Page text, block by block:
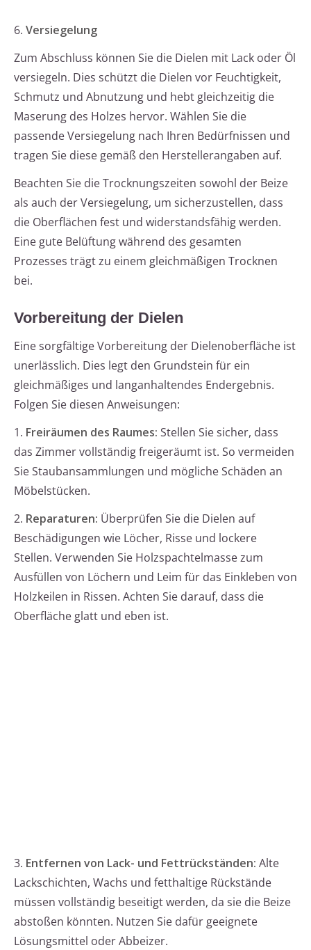
6. Versiegelung
Zum Abschluss können Sie die Dielen mit Lack oder Öl
versiegeln. Dies schützt die Dielen vor Feuchtigkeit,
Schmutz und Abnutzung und hebt gleichzeitig die
Maserung des Holzes hervor. Wählen Sie die
passende Versiegelung nach Ihren Bedürfnissen und
tragen Sie diese gemäß den Herstellerangaben auf.
Beachten Sie die Trocknungszeiten sowohl der Beize
als auch der Versiegelung, um sicherzustellen, dass
die Oberflächen fest und widerstandsfähig werden.
Eine gute Belüftung während des gesamten
Prozesses trägt zu einem gleichmäßigen Trocknen
bei.
Vorbereitung der Dielen
Eine sorgfältige Vorbereitung der Dielenoberfläche ist
unerlässlich. Dies legt den Grundstein für ein
gleichmäßiges und langanhaltendes Endergebnis.
Folgen Sie diesen Anweisungen:
1. Freiräumen des Raumes: Stellen Sie sicher, dass
das Zimmer vollständig freigeräumt ist. So vermeiden
Sie Staubansammlungen und mögliche Schäden an
Möbelstücken.
2. Reparaturen: Überprüfen Sie die Dielen auf
Beschädigungen wie Löcher, Risse und lockere
Stellen. Verwenden Sie Holzspachtelmasse zum
Ausfüllen von Löchern und Leim für das Einkleben von
Holzkeilen in Rissen. Achten Sie darauf, dass die
Oberfläche glatt und eben ist.
3. Entfernen von Lack- und Fettrückständen: Alte
Lackschichten, Wachs und fetthaltige Rückstände
müssen vollständig beseitigt werden, da sie die Beize
abstoßen könnten. Nutzen Sie dafür geeignete
Lösungsmittel oder Abbeizer.